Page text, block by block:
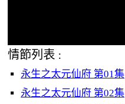
情節列表 :
永生之太元仙府 第01集
永生之太元仙府 第02集